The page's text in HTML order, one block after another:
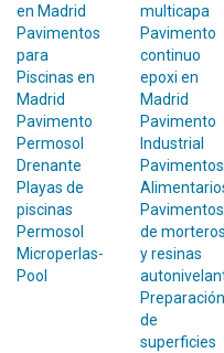
en Madrid
Pavimentos
para
Piscinas en
Madrid
Pavimento
Permosol
Drenante
Playas de
piscinas
Permosol
Microperlas-
Pool
multicapa
Pavimento
continuo
epoxi en
Madrid
Pavimento
Industrial
Pavimentos
Pavimentos
de morteros
y resinas
Preparación
de
superficies